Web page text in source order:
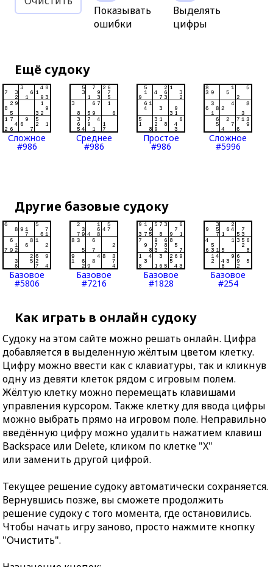
Показывать
ошибки
Выделять
цифры
Ещё судоку
Сложное
#986
Среднее
#986
Простое
#986
Сложное
#5996
Другие базовые судоку
Базовое
#5806
Базовое
#7216
Базовое
#1828
Базовое
#254
Как играть в онлайн судоку
Судоку на этом сайте можно решать онлайн. Цифра
добавляется в выделенную жёлтым цветом клетку.
Цифру можно ввести как с клавиатуры, так и кликнув
одну из девяти клеток рядом с игровым полем.
Жёлтую клетку можно перемещать клавишами
управления курсором. Также клетку для ввода цифры
можно выбрать прямо на игровом поле. Неправильно
введённую цифру можно удалить нажатием клавиш
Backspace или Delete, кликом по клетке "X"
или заменить другой цифрой.
Текущее решение судоку автоматически сохраняется.
Вернувшись позже, вы сможете продолжить
решение судоку с того момента, где остановились.
Чтобы начать игру заново, просто нажмите кнопку
"Очистить".